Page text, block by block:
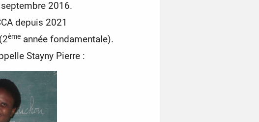
2016.
depuis 2021
èmeannée fondamentale).
Stayny Pierre :